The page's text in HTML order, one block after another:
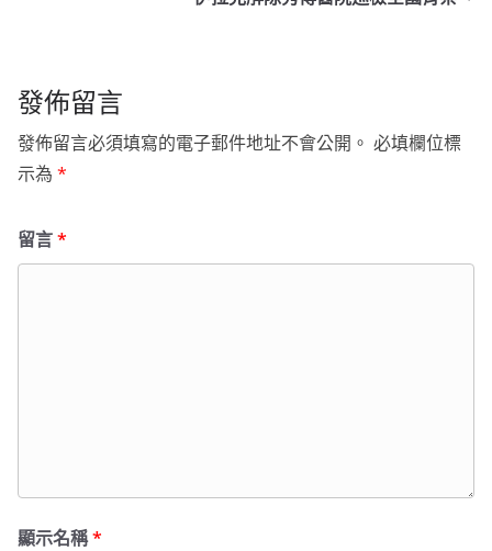
發佈留言
發佈留言必須填寫的電子郵件地址不會公開。 必填欄位標
示為 *
留言*
顯示名稱*